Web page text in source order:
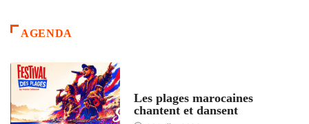
AGENDA
Les plages marocaines
chantent et dansent